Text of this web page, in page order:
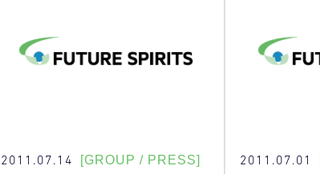
2011.07.14 [GROUP / PRESS] 2011.07.01